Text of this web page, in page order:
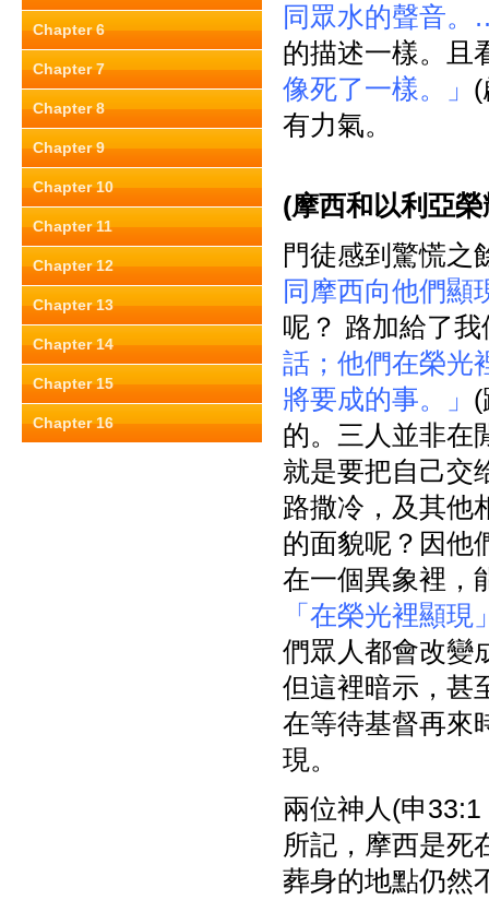
Chapter 6
Chapter 7
Chapter 8
Chapter 9
Chapter 10
Chapter 11
Chapter 12
Chapter 13
Chapter 14
Chapter 15
Chapter 16
同眾水的聲音
的描述一樣。且
像死了一樣。」
有力氣。
(摩西和以利亞
門徒感到驚慌之
同摩西向他們顯
呢？ 路加給了
話；他們在榮光
將要成的事。」
的。三人並非在
就是要把自己交
路撒冷，及其他
的面貌呢？因他
在一個異象裡，
「在榮光裡顯現
們眾人都會改變
但這裡暗示，甚
在等待基督再來
現。
兩位神人(申
所記，摩西是死
葬身的地點仍然